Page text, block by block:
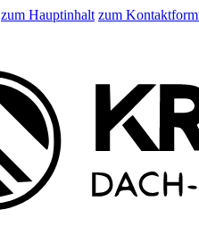
zum Hauptinhalt zum